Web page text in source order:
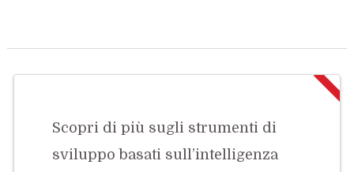
Scopri di più sugli strumenti di
sviluppo basati sull’intelligenza